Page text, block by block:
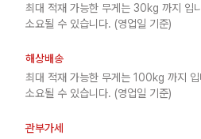
최대 적재 가능한 무게는 30kg 까지 입
소요될 수 있습니다. (영업일 기준)
해상배송
최대 적재 가능한 무게는 100kg 까지
소요될 수 있습니다. (영업일 기준)
관부가세